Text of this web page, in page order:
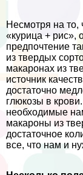
Несмотря на то,
«курица + рис»,
предпочтение
из твердых
макаронах из
источник
достаточно
глюкозы в
необходимые
макароны из
достаточное
все, что нам и